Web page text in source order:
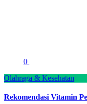
0
Olahraga & Kesehatan
Rekomendasi Vitamin